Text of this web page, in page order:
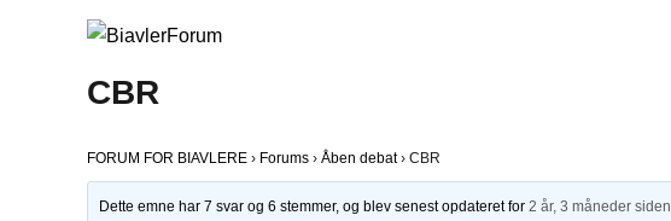
CBR
FORUM FOR BIAVLERE › Forums › Åben debat › CBR
Dette emne har 7 svar og 6 stemmer, og blev senest opdateret for2 år, 3 måneder siden